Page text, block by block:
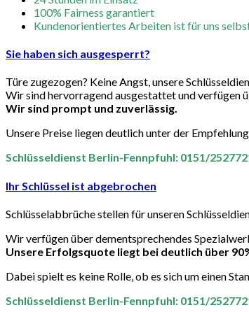
100% Fairness garantiert
Kundenorientiertes Arbeiten ist für uns
Sie haben sich ausgesperrt?
Türe zugezogen? Keine Angst, unsere
Wir sind hervorragend ausgestattet und verfügen
Wir sind prompt und zuverlässig.
Unsere Preise liegen deutlich unter der
Schlüsseldienst Berlin-Fennpfuhl: 0151/
Ihr Schlüssel ist abgebrochen
Schlüsselabbrüche stellen für unseren
Wir verfügen über dementsprechendes
Unsere Erfolgsquote liegt bei deutlich über
Dabei spielt es keine Rolle, ob es sich um einen
Schlüsseldienst Berlin-Fennpfuhl: 0151/